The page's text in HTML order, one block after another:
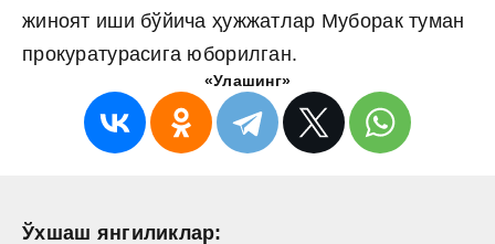
жиноят иши бўйича ҳужжатлар Муборак туман
прокуратурасига юборилган.
«Улашинг»
Ўхшаш янгиликлар: